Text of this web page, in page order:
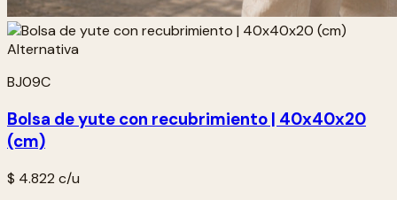
BJ09C
Bolsa de yute con recubrimiento | 40x40x20
(cm)
$ 4.822 c/u